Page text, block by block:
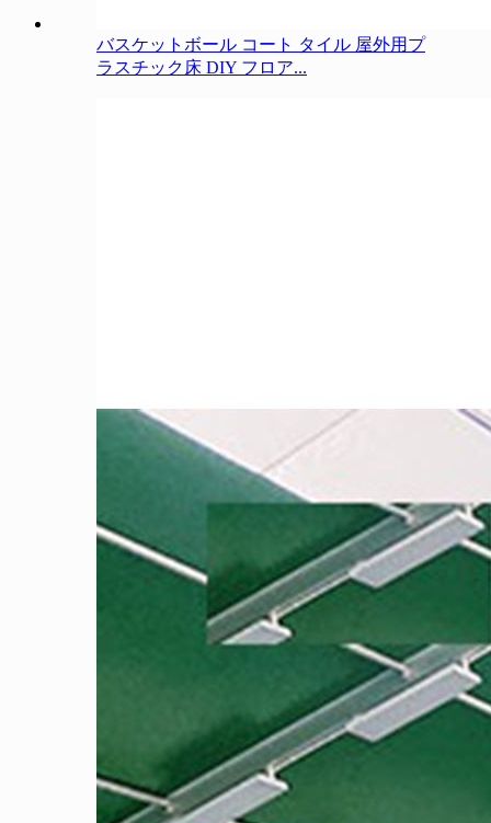
バスケットボール コート タイル 屋外用プ
ラスチック床 DIY フロア...